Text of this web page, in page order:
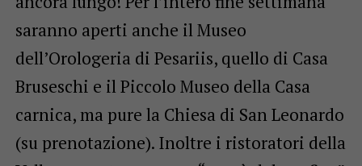
saranno aperti anche il Museo
dell’Orologeria di Pesariis, quello di Casa
Bruseschi e il Piccolo Museo della Casa
carnica, ma pure la Chiesa di San Leonardo
(su prenotazione). Inoltre i ristoratori della